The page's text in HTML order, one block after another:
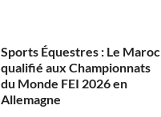
Sports Équestres : Le Maroc
qualifié aux Championnats
du Monde FEI 2026 en
Allemagne